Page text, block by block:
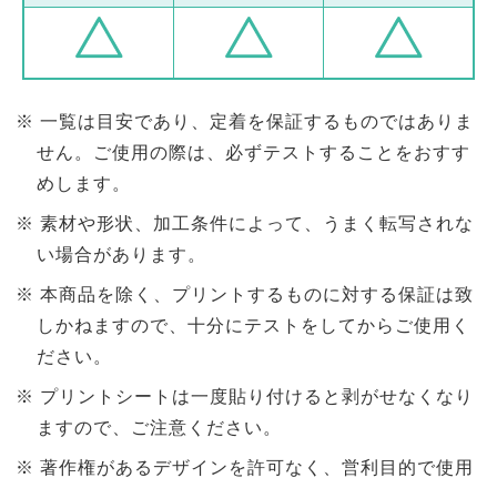
一覧は目安であり、定着を保証するものではありま
せん。ご使用の際は、必ずテストすることをおすす
めします。
素材や形状、加工条件によって、うまく転写されな
い場合があります。
本商品を除く、プリントするものに対する保証は致
しかねますので、十分にテストをしてからご使用く
ださい。
プリントシートは一度貼り付けると剥がせなくなり
ますので、ご注意ください。
著作権があるデザインを許可なく、営利目的で使用